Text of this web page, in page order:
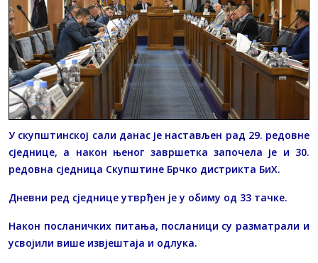
У скупштинској сали данас је настављен рад 29. редовне
сједнице, а након њеног завршетка започела је и 30.
редовна сједница Скупштине Брчко дистрикта БиХ.
Дневни ред сједнице утврђен је у обиму од 33 тачке.
Након посланичких питања, посланици су разматрали и
усвојили више извјештаја и одлука.